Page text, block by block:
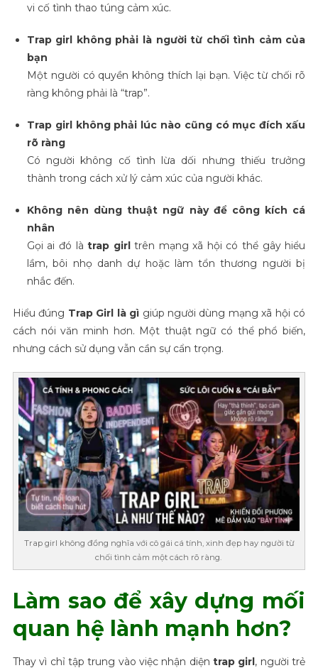
vi cố tình thao túng cảm xúc.
Trap girl không phải là người từ chối tình cảm của
bạn
Một người có quyền không thích lại bạn. Việc từ chối rõ
ràng không phải là “trap”.
Trap girl không phải lúc nào cũng có mục đích xấu
rõ ràng
Có người không cố tình lừa dối nhưng thiếu trưởng
thành trong cách xử lý cảm xúc của người khác.
Không nên dùng thuật ngữ này để công kích cá
nhân
Gọi ai đó làtrap girltrên mạng xã hội có thể gây hiểu
lầm, bôi nhọ danh dự hoặc làm tổn thương người bị
nhắc đến.
Hiểu đúng Trap Girl là gì giúp người dùng mạng xã hội có
cách nói văn minh hơn. Một thuật ngữ có thể phổ biến,
nhưng cách sử dụng vẫn cần sự cẩn trọng.
Trap girl không đồng nghĩa với cô gái cá tính, xinh đẹp hay người từ
chối tình cảm một cách rõ ràng.
Làm sao để xây dựng mối
quan hệ lành mạnh hơn?
Thay vì chỉ tập trung vào việc nhận diệntrap girl, người trẻ